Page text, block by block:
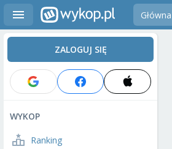
Główna
ZALOGUJ SIĘ
WYKOP
Ranking